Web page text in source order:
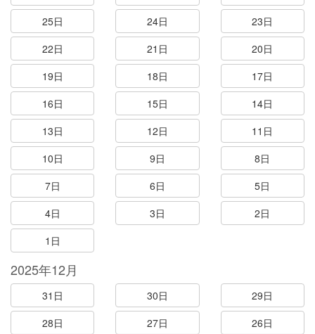
25日
24日
23日
22日
21日
20日
19日
18日
17日
16日
15日
14日
13日
12日
11日
10日
9日
8日
7日
6日
5日
4日
3日
2日
1日
2025年12月
31日 30日
29日
28日
27日
26日